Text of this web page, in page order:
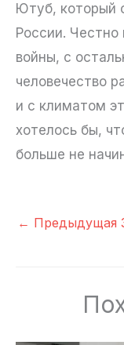
Ютуб, который
России. Честно
войны, с
человечество
и с климатом
хотелось бы,
больше не
← Предыдущая